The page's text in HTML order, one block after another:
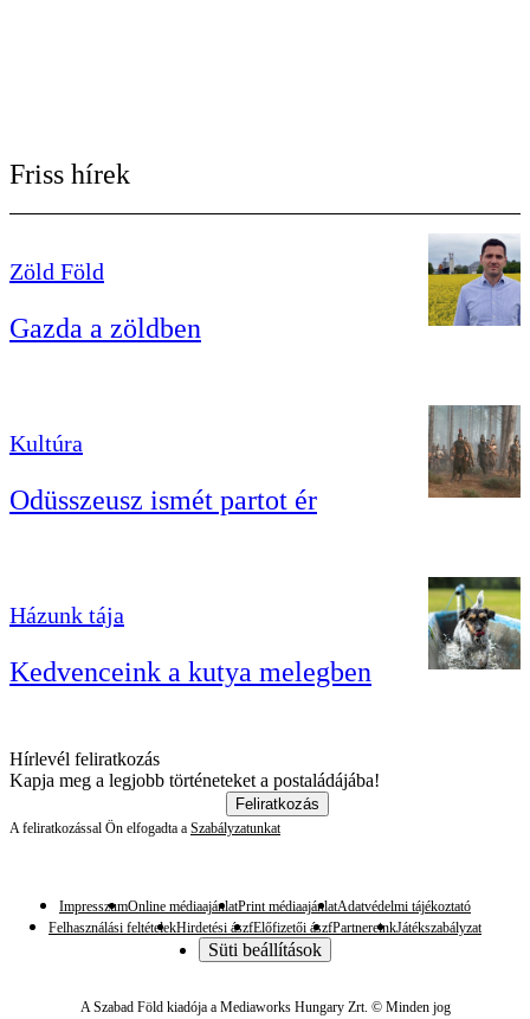
Friss hírek
Zöld Föld
Gazda a zöldben
Kultúra
Odüsszeusz ismét partot ér
Házunk tája
Kedvenceink a kutya melegben
Hírlevél feliratkozás
Kapja meg a legjobb történeteket a postaládájába!
Feliratkozás
A feliratkozással Ön elfogadta a Szabályzatunkat
ImpresszumOnline médiaajánlatPrint médiaajánlatAdatvédelmi tájékoztató
Felhasználási feltételekHirdetési ászfElőfizetői ászfPartnereinkJátékszabályzat
Süti beállítások
A Szabad Föld kiadója a Mediaworks Hungary Zrt. © Minden jog